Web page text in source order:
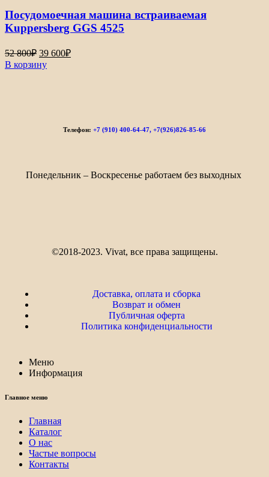
Посудомоечная машина встраиваемая
Kuppersberg GGS 4525
52 800₽ 39 600₽
В корзину
Телефон: +7 (910) 400-64-47, +7(926)826-85-66
Понедельник – Воскресенье работаем без выходных
©2018-2023. Vivat, все права защищены.
Доставка, оплата и сборка
Возврат и обмен
Публичная оферта
Политика конфиденциальности
Меню
Информация
Главное меню
Главная
Каталог
О нас
Частые вопросы
Контакты